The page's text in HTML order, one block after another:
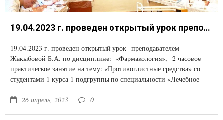
19.04.2023 г. проведен открытый урок преподавателем Жакыбовой Б.А. по дисциплине: «Фармакология», 2 часовое практическое занятие на тему: «Противоглистные средства» со студентами 1 курса 1 подгруппы по специальности «Лечебное дело»
19.04.2023 г. проведен открытый урок преподавателем
Жакыбовой Б.А. по дисциплине: «Фармакология», 2 часовое
практическое занятие на тему: «Противоглистные средства» со
студентами 1 курса 1 подгруппы по специальности «Лечебное
26 апрель, 2023
0